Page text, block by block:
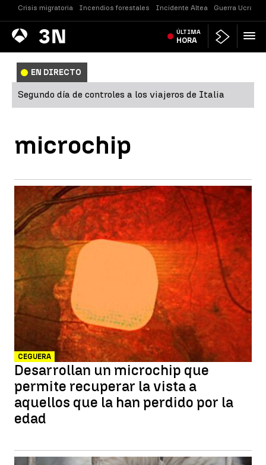
Crisis migratoria Incendios forestales Incidente Altea Guerra Ucrania
Antena
3 Noticias ÚLTIMA
HORA
EN DIRECTO
Segundo día de controles a los viajeros de Italia
microchip
CEGUERA
Desarrollan un microchip que
permite recuperar la vista a
aquellos que la han perdido por la
edad